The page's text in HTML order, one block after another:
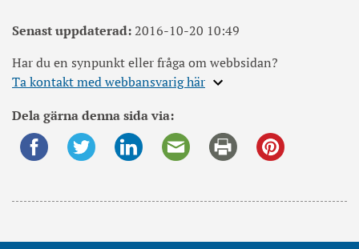
Senast uppdaterad:2016-10-20 10:49
Har du en synpunkt eller fråga om webbsidan?
Expandera
om
Ta kontakt med webbansvarig här
Dela gärna denna sida via: